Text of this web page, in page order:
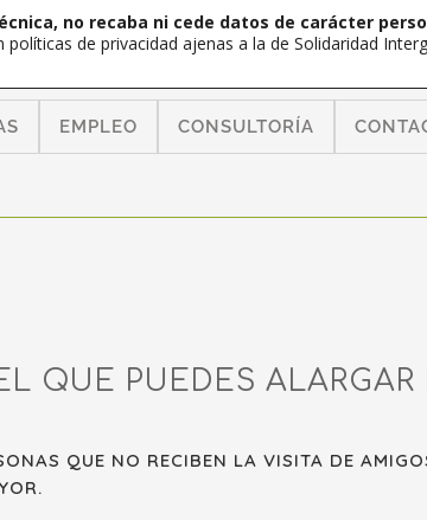
EMPLEO CONSULTORÍA
QUE PUEDES ALARGAR
QUE NO RECIBEN LA VISITA DE
no recaba ni cede datos de carácter
de privacidad ajenas a la de Solidaridad